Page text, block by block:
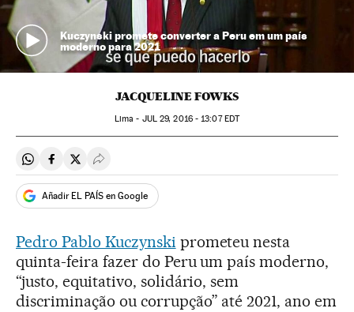
Kuczynski promete converter a Peru em um país
moderno para 2021
JACQUELINE FOWKS
Lima - JUL29, 2016 - 13:07EDT
Compartir en Whatsapp
Compartir en Facebook
Compartir en Twitter
Desplegar Redes Sociales
Añadir EL PAÍS en Google
Pedro Pablo Kuczynski prometeu nesta
quinta-feira fazer do Peru um país moderno,
“justo, equitativo, solidário, sem
discriminação ou corrupção” até 2021, ano em